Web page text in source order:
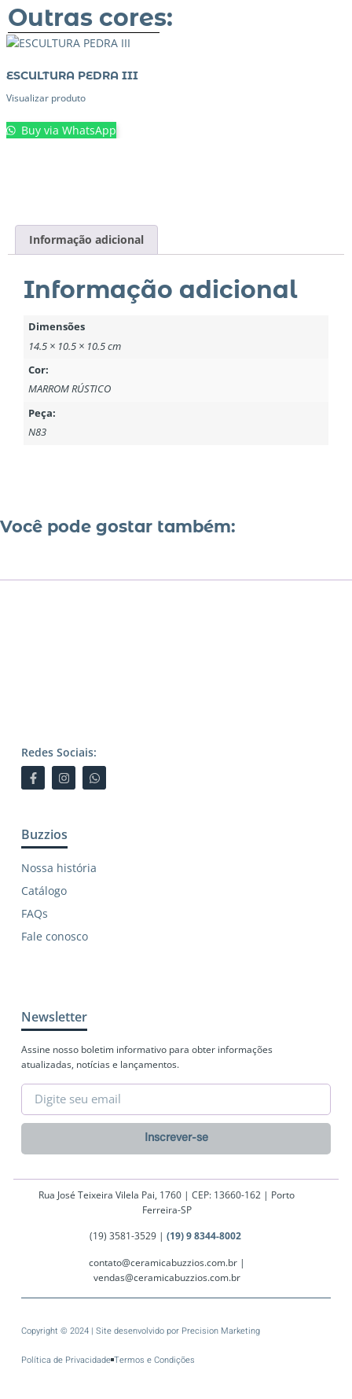
Outras cores:
ESCULTURA PEDRA III
Visualizar produto
Buy via WhatsApp
Informação adicional
Informação adicional
Dimensões
14.5 × 10.5 × 10.5 cm
Cor:
MARROM RÚSTICO
Peça:
N83
Você pode gostar também:
Redes Sociais:
Buzzios
Nossa história
Catálogo
FAQs
Fale conosco
Newsletter
Assine nosso boletim informativo para obter informações
atualizadas, notícias e lançamentos.
Inscrever-se
Rua José Teixeira Vilela Pai, 1760 | CEP: 13660-162 | Porto
Ferreira-SP
(19) 3581-3529 | (19) 9 8344-8002
contato@ceramicabuzzios.com.br |
vendas@ceramicabuzzios.com.br
Copyright © 2024 | Site desenvolvido por Precision Marketing
Política de Privacidade Termos e Condições